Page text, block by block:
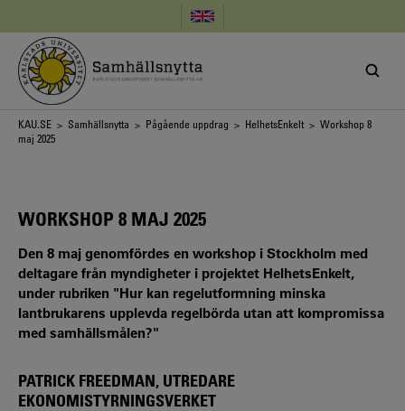
huvudinnehåll
Länkstig
KAU.SE > Samhällsnytta > Pågående uppdrag > HelhetsEnkelt > Workshop 8
maj 2025
WORKSHOP 8 MAJ 2025
Den 8 maj genomfördes en workshop i Stockholm med
deltagare från myndigheter i projektet HelhetsEnkelt,
under rubriken "Hur kan regelutformning minska
lantbrukarens upplevda regelbörda utan att kompromissa
med samhällsmålen?"
PATRICK FREEDMAN, UTREDARE
EKONOMISTYRNINGSVERKET